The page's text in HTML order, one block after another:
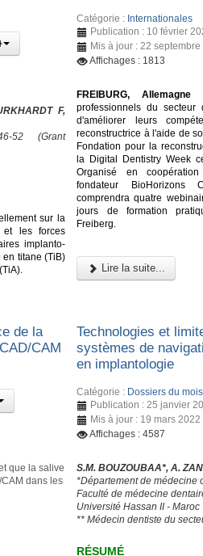
F,
52 (Grant
sur la
et les forces
implanto-
titane (TiB)
Catégorie : Internationales
Publication : 10 février
Mis à jour : 22 septembre
Affichages : 1813
FREIBURG, Allemagne
professionnels du secteur
d'améliorer leurs
reconstructrice à l'aide de
Fondation pour la
la Digital Dentistry Week
Organisé en
fondateur BioHorizons
comprendra quatre
jours de formation
Freiberg.
Lire la suite...
de la
CAM
que la salive
dans les
Technologies et
systèmes de
en implantologie
Catégorie : Dossiers du mois
Publication : 25 janvier
Mis à jour : 19 mars 2022
Affichages : 4587
S.M. BOUZOUBAA*, A.
*Département de médecine
Faculté de médecine
Université Hassan II - Maroc
** Médecin dentiste du
RÉSUMÉ